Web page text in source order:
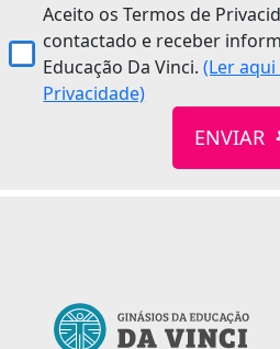
Aceito os Termos de
contactado e receber
Educação Da Vinci.(Ler
Privacidade)
ENVIAR